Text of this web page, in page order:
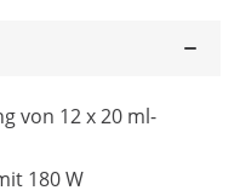
von 12 x 20 ml-
180 W